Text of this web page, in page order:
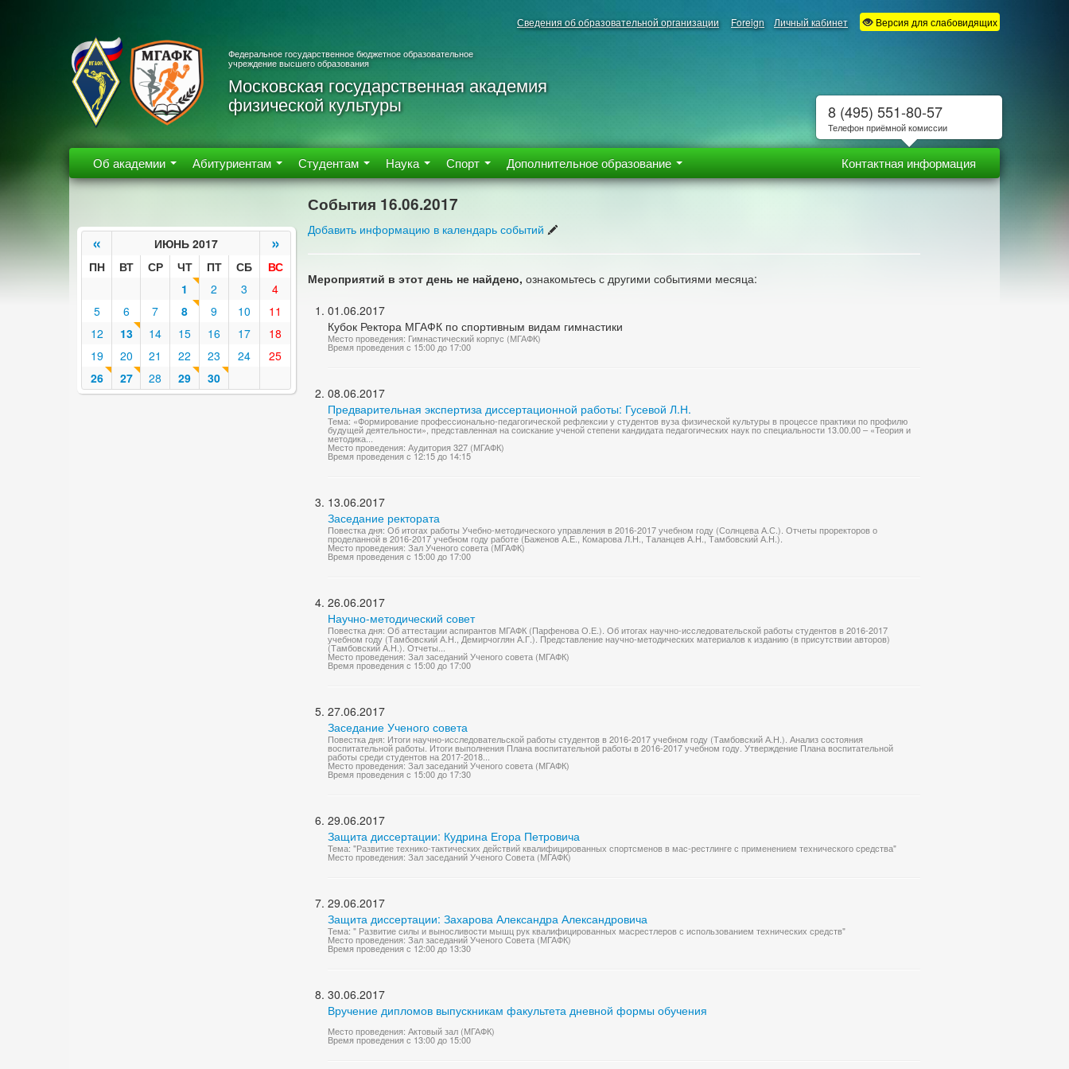
Сведения об образовательной организации Foreign Личный кабинет Версия для слабовидящих
Федеральное государственное бюджетное образовательное
учреждение высшего образования
Московская государственная академия
физической культуры
Об академии Абитуриентам Студентам Наука Спорт Дополнительное образование Контактная информация
« ИЮНЬ 2017 »
ПН ВТ СР ЧТ ПТ СБ
ВС
1
2 3
4
5
6 7 8 9 10
11
12
13 14 15 16 17
18
19
20 21 22 23 24
25
26
27 28 29 30
События 16.06.2017
Добавить информацию в календарь событий
Мероприятий в этот день не найдено, ознакомьтесь с другими событиями месяца:
01.06.2017
Кубок Ректора МГАФК по спортивным видам гимнастики
Место проведения: Гимнастический корпус (МГАФК)
Время проведения с 15:00 до 17:00
08.06.2017
Предварительная экспертиза диссертационной работы: Гусевой Л.Н.
Тема: «Формирование профессионально-педагогической рефлексии у студентов вуза физической культуры в процессе практики по профилю
будущей деятельности», представленная на соискание ученой степени кандидата педагогических наук по специальности 13.00.00 – «Теория и
методика...
Место проведения: Аудитория 327 (МГАФК)
Время проведения с 12:15 до 14:15
13.06.2017
Заседание ректората
Повестка дня: Об итогах работы Учебно-методического управления в 2016-2017 учебном году (Солнцева А.С.). Отчеты проректоров о
проделанной в 2016-2017 учебном году работе (Баженов А.Е., Комарова Л.Н., Таланцев А.Н., Тамбовский А.Н.).
Место проведения: Зал Ученого совета (МГАФК)
Время проведения с 15:00 до 17:00
26.06.2017
Научно-методический совет
Повестка дня: Об аттестации аспирантов МГАФК (Парфенова О.Е.). Об итогах научно-исследовательской работы студентов в 2016-2017
учебном году (Тамбовский А.Н., Демирчоглян А.Г.). Представление научно-методических материалов к изданию (в присутствии авторов)
(Тамбовский А.Н.). Отчеты...
Место проведения: Зал заседаний Ученого совета (МГАФК)
Время проведения с 15:00 до 17:00
27.06.2017
Заседание Ученого совета
Повестка дня: Итоги научно-исследовательской работы студентов в 2016-2017 учебном году (Тамбовский А.Н.). Анализ состояния
воспитательной работы. Итоги выполнения Плана воспитательной работы в 2016-2017 учебном году. Утверждение Плана воспитательной
работы среди студентов на 2017-2018...
Место проведения: Зал заседаний Ученого совета (МГАФК)
Время проведения с 15:00 до 17:30
29.06.2017
Защита диссертации: Кудрина Егора Петровича
Тема: "Развитие технико-тактических действий квалифицированных спортсменов в мас-рестлинге с применением технического средства"
Место проведения: Зал заседаний Ученого Совета (МГАФК)
29.06.2017
Защита диссертации: Захарова Александра Александровича
Тема: " Развитие силы и выносливости мышц рук квалифицированных масрестлеров с использованием технических средств"
Место проведения: Зал заседаний Ученого Совета (МГАФК)
Время проведения с 12:00 до 13:30
30.06.2017
Вручение дипломов выпускникам факультета дневной формы обучения
Место проведения: Актовый зал (МГАФК)
Время проведения с 13:00 до 15:00
8 (495) 551-80-57
Телефон приёмной комиссии